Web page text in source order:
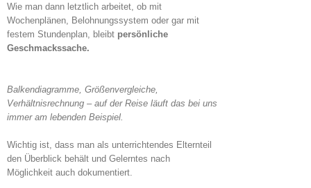
Wie man dann letztlich arbeitet, ob mit
Wochenplänen, Belohnungssystem oder gar mit
festem Stundenplan, bleibt persönliche
Geschmackssache.
Balkendiagramme, Größenvergleiche,
Verhältnisrechnung – auf der Reise läuft das bei uns
immer am lebenden Beispiel.
Wichtig ist, dass man als unterrichtendes Elternteil
den Überblick behält und Gelerntes nach
Möglichkeit auch dokumentiert.